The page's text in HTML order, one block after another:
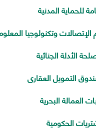
للحماية المدنية
وتكنولوجيا
الأدلة الجنائية
التمويل العقارى
العمالة البحرية
الحكومية